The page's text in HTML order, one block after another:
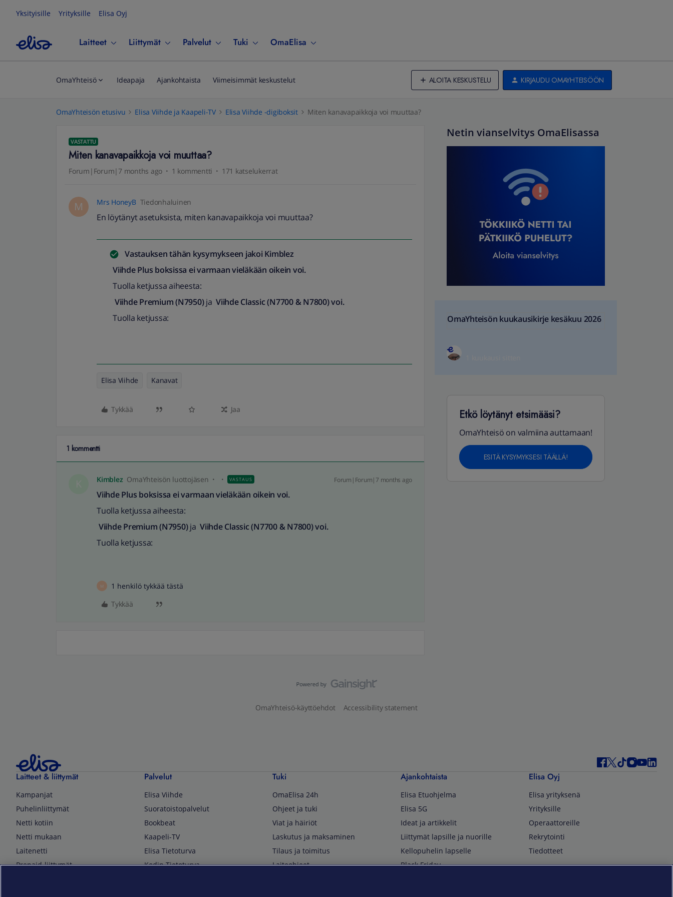
Yksityisille Yrityksille Elisa Oyj
Laitteet Liittymät Palvelut Tuki OmaElisa
OmaYhteisö Ideapaja Ajankohtaista Viimeisimmät keskustelut ALOITA KESKUSTELU KIRJAUDU OMAYHTEISÖÖN
OmaYhteisön etusivu Elisa Viihde ja Kaapeli-TV Elisa Viihde -digiboksit Miten kanavapaikkoja voi muuttaa?
VASTATTU
Miten kanavapaikkoja voi muuttaa?
Forum|Forum|7 months ago 1 kommentti 171 katselukerrat
M Mrs HoneyB Tiedonhaluinen
En löytänyt asetuksista, miten kanavapaikkoja voi muuttaa?
Vastauksen tähän kysymykseen jakoi Kimblez
Viihde Plus boksissa ei varmaan vieläkään oikein voi.
Tuolla ketjussa aiheesta:
Viihde Premium (N7950)ja Viihde Classic (N7700 & N7800) voi.
Tuolla ketjussa:
Elisa Viihde Kanavat
Tykkää Jaa
1 kommentti
Kimblez OmaYhteisön luottojäsen VASTAUS Forum|Forum|7 months ago
Viihde Plus boksissa ei varmaan vieläkään oikein voi.
Tuolla ketjussa aiheesta:
Viihde Premium (N7950)ja Viihde Classic (N7700 & N7800) voi.
Tuolla ketjussa:
M
1 henkilö tykkää tästä
Tykkää
Netin vianselvitys OmaElisassa
OmaYhteisön kuukausikirje kesäkuu 2026
Etkö löytänyt etsimääsi?
OmaYhteisö on valmiina auttamaan!
ESITÄ KYSYMYKSESI TÄÄLLÄ!
OmaYhteisö-käyttöehdot Accessibility statement
Laitteet & liittymät
Kampanjat
Puhelinliittymät
Netti kotiin
Netti mukaan
Laitenetti
Prepaid-liittymät
Palvelut
Elisa Viihde
Suoratoistopalvelut
Bookbeat
Kaapeli-TV
Elisa Tietoturva
Kodin Tietoturva
Tuki
OmaElisa 24h
Ohjeet ja tuki
Viat ja häiriöt
Laskutus ja maksaminen
Tilaus ja toimitus
Laiteohjeet
Ajankohtaista
Elisa Etuohjelma
Elisa 5G
Ideat ja artikkelit
Liittymät lapsille ja nuorille
Kellopuhelin lapselle
Black Friday
Elisa Oyj
Elisa yrityksenä
Yrityksille
Operaattoreille
Rekrytointi
Tiedotteet